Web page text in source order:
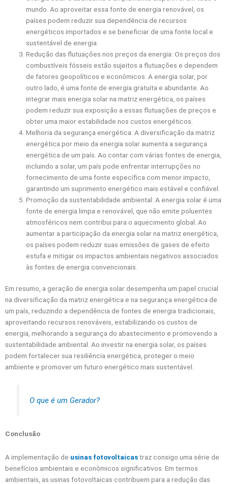
mundo. Ao aproveitar essa fonte de energia renovável, os
países podem reduzir sua dependência de recursos
energéticos importados e se beneficiar de uma fonte local e
sustentável de energia.
Redução das flutuações nos preços da energia: Os preços dos
combustíveis fósseis estão sujeitos a flutuações e dependem
de fatores geopolíticos e econômicos. A energia solar, por
outro lado, é uma fonte de energia gratuita e abundante. Ao
integrar mais energia solar na matriz energética, os países
podem reduzir sua exposição a essas flutuações de preços e
obter uma maior estabilidade nos custos energéticos.
Melhoria da segurança energética: A diversificação da matriz
energética por meio da energia solar aumenta a segurança
energética de um país. Ao contar com várias fontes de energia,
incluindo a solar, um país pode enfrentar interrupções no
fornecimento de uma fonte específica com menor impacto,
garantindo um suprimento energético mais estável e confiável.
Promoção da sustentabilidade ambiental: A energia solar é uma
fonte de energia limpa e renovável, que não emite poluentes
atmosféricos nem contribui para o aquecimento global. Ao
aumentar a participação da energia solar na matriz energética,
os países podem reduzir suas emissões de gases de efeito
estufa e mitigar os impactos ambientais negativos associados
às fontes de energia convencionais.
Em resumo, a geração de energia solar desempenha um papel crucial
na diversificação da matriz energética e na segurança energética de
um país, reduzindo a dependência de fontes de energia tradicionais,
aproveitando recursos renováveis, estabilizando os custos de
energia, melhorando a segurança do abastecimento e promovendo a
sustentabilidade ambiental. Ao investir na energia solar, os países
podem fortalecer sua resiliência energética, proteger o meio
ambiente e promover um futuro energético mais sustentável.
O que é um Gerador?
Conclusão
A implementação de usinas fotovoltaicastraz consigo uma série de
benefícios ambientais e econômicos significativos. Em termos
ambientais, as usinas fotovoltaicas contribuem para a redução das